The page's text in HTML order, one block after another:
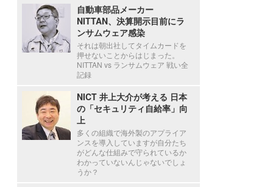
自動車部品メーカー
NITTAN、決算開示目前にラ
ンサムウェア感染
それは朝出社してタイムカードを
押せないことからはじまった。
NITTAN vs ランサムウェア 戦い全
記録
NICT 井上大介が考える 日本
の「セキュリティ自給率」向
上
多くの組織で海外製のアプライア
ンスを導入していますが自分たち
がどんな仕組みで守られているか
わかっていないんじゃないでしょ
うか？